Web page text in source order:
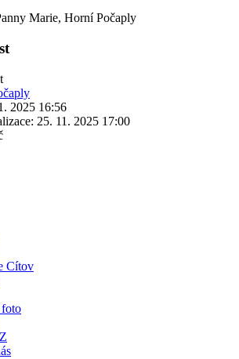
Marie, Horní Počaply
2025 16:56
25. 11. 2025 17:00
Cítov
foto